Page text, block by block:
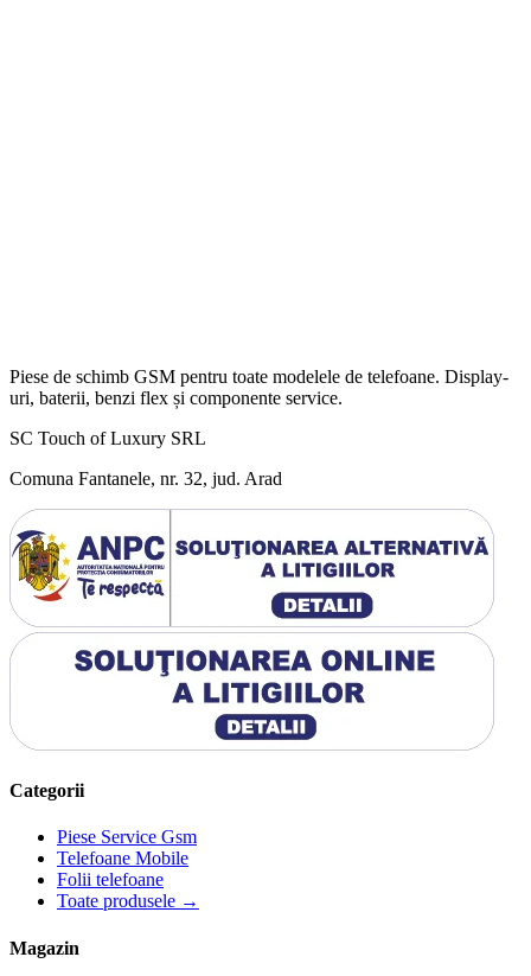
Piese de schimb GSM pentru toate modelele de telefoane. Display-
uri, baterii, benzi flex și componente service.
SC Touch of Luxury SRL
Comuna Fantanele, nr. 32, jud. Arad
Categorii
Piese Service Gsm
Telefoane Mobile
Folii telefoane
Toate produsele →
Magazin